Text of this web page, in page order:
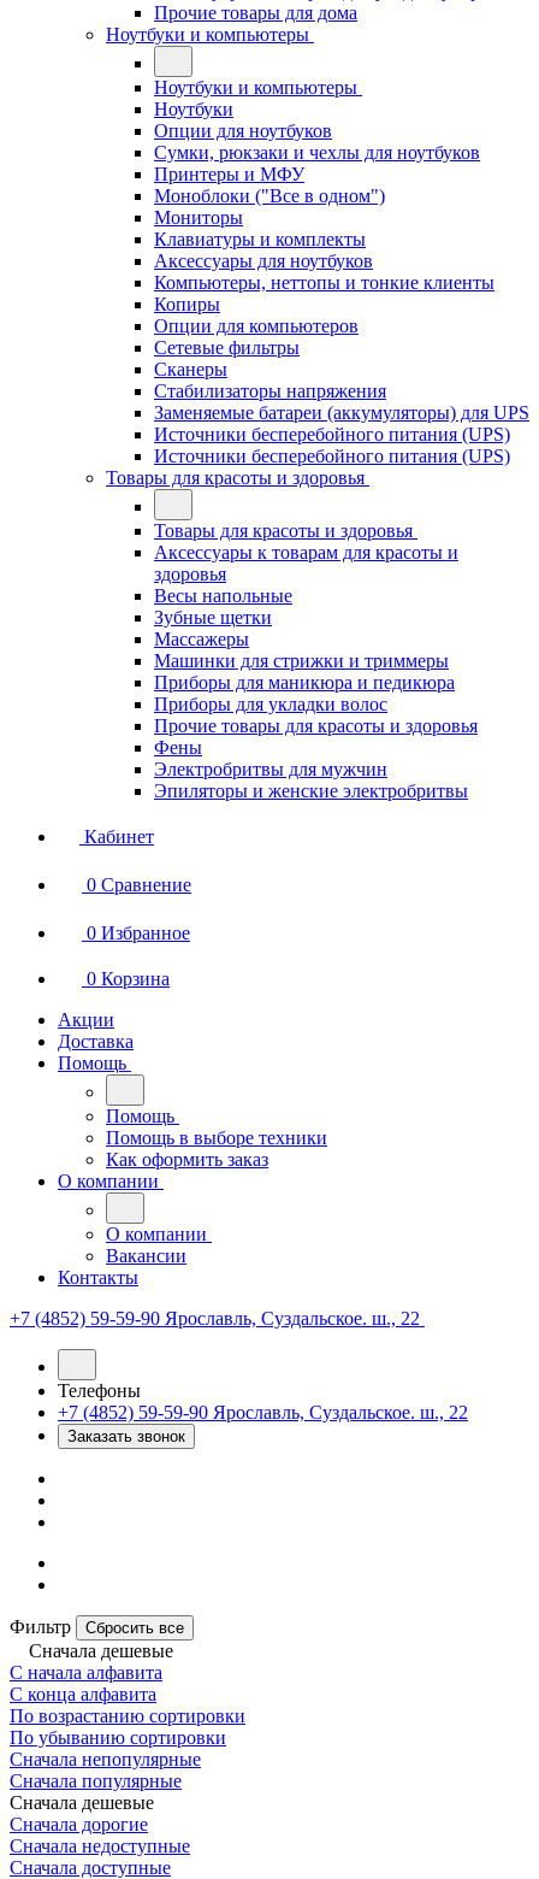
Прочие товары для дома
Ноутбуки и компьютеры
Ноутбуки и компьютеры
Ноутбуки
Опции для ноутбуков
Сумки, рюкзаки и чехлы для ноутбуков
Принтеры и МФУ
Моноблоки ("Все в одном")
Мониторы
Клавиатуры и комплекты
Аксессуары для ноутбуков
Компьютеры, неттопы и тонкие клиенты
Копиры
Опции для компьютеров
Сетевые фильтры
Сканеры
Стабилизаторы напряжения
Заменяемые батареи (аккумуляторы) для UPS
Источники бесперебойного питания (UPS)
Источники бесперебойного питания (UPS)
Товары для красоты и здоровья
Товары для красоты и здоровья
Аксессуары к товарам для красоты и
здоровья
Весы напольные
Зубные щетки
Массажеры
Машинки для стрижки и триммеры
Приборы для маникюра и педикюра
Приборы для укладки волос
Прочие товары для красоты и здоровья
Фены
Электробритвы для мужчин
Эпиляторы и женские электробритвы
Кабинет
0 Сравнение
0 Избранное
0 Корзина
Акции
Доставка
Помощь
Помощь
Помощь в выборе техники
Как оформить заказ
О компании
О компании
Вакансии
Контакты
+7 (4852) 59-59-90 Ярославль, Суздальское. ш., 22
Телефоны
+7 (4852) 59-59-90 Ярославль, Суздальское. ш., 22
Заказать звонок
Фильтр Сбросить все
Сначала дешевые
С начала алфавита
С конца алфавита
По возрастанию сортировки
По убыванию сортировки
Сначала непопулярные
Сначала популярные
Сначала дешевые
Сначала дорогие
Сначала недоступные
Сначала доступные